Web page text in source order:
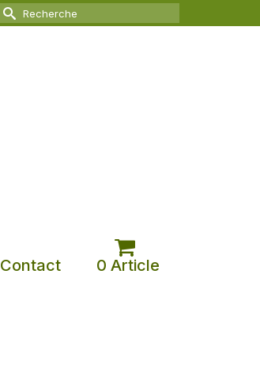
Rechercher :
Contact 0 Article